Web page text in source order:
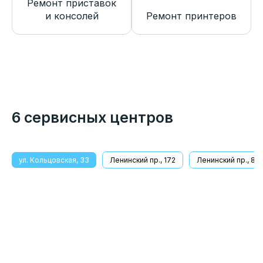
Ремонт приставок
и консолей
Ремонт принтеров
6 сервисных центров
ул. Кольцовская, 33 Ленинский пр., 172 Ленинский пр., 8/1